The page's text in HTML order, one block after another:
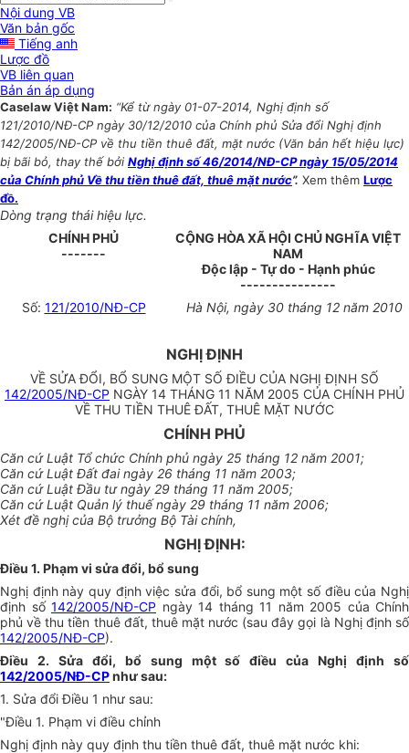
Nội dung VB
Văn bản gốc
Tiếng anh
Lược đồ
VB liên quan
Bản án áp dụng
Caselaw Việt Nam: “Kể từ ngày 01-07-2014, Nghị định số
121/2010/NĐ-CP ngày 30/12/2010 của Chính phủ Sửa đổi Nghị định
142/2005/NĐ-CP về thu tiền thuê đất, mặt nước (Văn bản hết hiệu lực)
bị bãi bỏ, thay thế bởi Nghị định số 46/2014/NĐ-CP ngày 15/05/2014
của Chính phủ Về thu tiền thuê đất, thuê mặt nước”. Xem thêm Lược
đồ.
Dòng trạng thái hiệu lực.
CHÍNH PHỦ
-------
CỘNG HÒA XÃ HỘI CHỦ NGHĨA VIỆT
NAM
Độc lập - Tự do - Hạnh phúc
---------------
Số: 121/2010/NĐ-CP Hà Nội, ngày 30 tháng 12 năm 2010
NGHỊ ĐỊNH
VỀ SỬA ĐỔI, BỔ SUNG MỘT SỐ ĐIỀU CỦA NGHỊ ĐỊNH SỐ
142/2005/NĐ-CP NGÀY 14 THÁNG 11 NĂM 2005 CỦA CHÍNH PHỦ
VỀ THU TIỀN THUÊ ĐẤT, THUÊ MẶT NƯỚC
CHÍNH PHỦ
Căn cứ Luật Tổ chức Chính phủ ngày 25 tháng 12 năm 2001;
Căn cứ Luật Đất đai ngày 26 tháng 11 năm 2003;
Căn cứ Luật Đầu tư ngày 29 tháng 11 năm 2005;
Căn cứ Luật Quản lý thuế ngày 29 tháng 11 năm 2006;
Xét đề nghị của Bộ trưởng Bộ Tài chính,
NGHỊ ĐỊNH:
Điều 1. Phạm vi sửa đổi, bổ sung
Nghị định này quy định việc sửa đổi, bổ sung một số điều của Nghị
định số 142/2005/NĐ-CP ngày 14 tháng 11 năm 2005 của Chính
phủ về thu tiền thuê đất, thuê mặt nước (sau đây gọi là Nghị định số
142/2005/NĐ-CP).
Điều 2. Sửa đổi, bổ sung một số điều của Nghị định số
142/2005/NĐ-CPnhư sau:
1. Sửa đổi Điều 1 như sau:
"Điều 1. Phạm vi điều chỉnh
Nghị định này quy định thu tiền thuê đất, thuê mặt nước khi: